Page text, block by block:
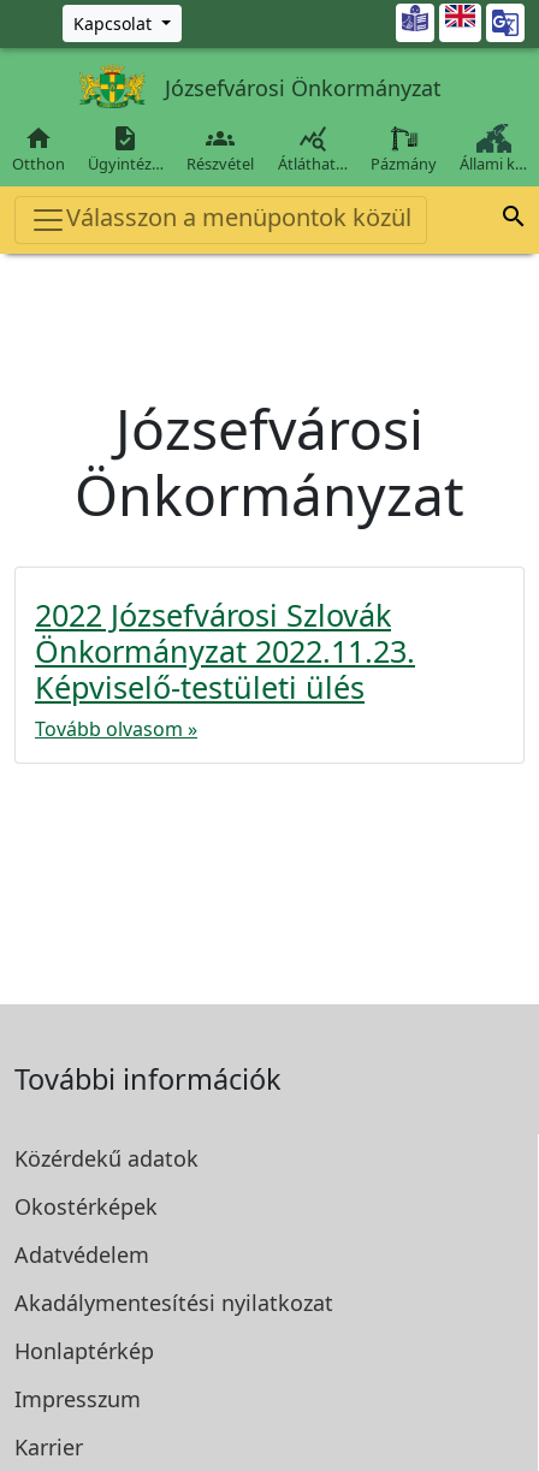
Ugrás a fő tartalomra
Kapcsolat 
Józsefvárosi Önkormányzat

Otthon

Ügyintéz…

Részvétel

Átláthat… Pázmány Állami k…
Válasszon a menüpontok közül 
Józsefvárosi
Önkormányzat
2022 Józsefvárosi Szlovák
Önkormányzat 2022.11.23.
Képviselő-testületi ülés
Tovább olvasom »
További információk
Közérdekű adatok
Okostérképek
Adatvédelem
Akadálymentesítési nyilatkozat
Honlaptérkép
Impresszum
Karrier